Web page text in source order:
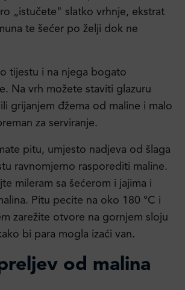
„istučete" slatko vrhnje, ekstrat
te šećer po želji dok ne
tijestu i na njega bogato
Na vrh možete staviti glazuru
grijanjem đžema od maline i malo
za serviranje.
pitu, umjesto nadjeva od šlaga
ravnomjerno rasporediti maline.
mileram sa šećerom i jajima i
Pitu pecite na oko 180 °C i
zarežite otvore na gornjem sloju
bi para mogla izaći van.
od malina